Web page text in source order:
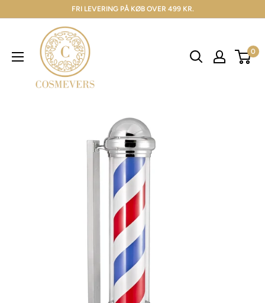
FRI LEVERING PÅ KØB OVER 499 KR.
0